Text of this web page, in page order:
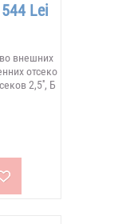
544 Lei
внешних
отсеко
2,5'', Б